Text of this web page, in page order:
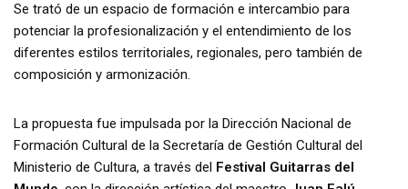
Se trató de un espacio de formación e intercambio para
potenciar la profesionalización y el entendimiento de los
diferentes estilos territoriales, regionales, pero también de
composición y armonización.
La propuesta fue impulsada por la Dirección Nacional de
Formación Cultural de la Secretaría de Gestión Cultural del
Ministerio de Cultura, a través del Festival Guitarras del